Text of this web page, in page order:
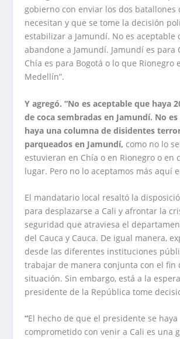
gobierno con enviar los dos batallones
necesitan y que se tome la decisión
estabilizar a Jamundí. No es aceptable
abandone a Jamundí. Jamundí es para
Chía es para Bogotá o lo que Rionegro
Medellín”.
Y agregó. “No es aceptable que haya
de coca sembradas en Jamundí. No
haya una columna de disidentes
parqueados en Jamundí, como no lo
estuvieran en Chía o en Rionegro o en
lugar. Pero no lo aceptamos más aquí
El mandatario local resaltó la
para desplazarse a Cali y afrontar la
seguridad que atraviesa el
del Cauca y Cauca. De igual manera,
desde las diferentes instituciones
trabajar de manera conjunta con el fin
situación. Sin embargo, está a la
presidente de la República tome
“El hecho de que el presidente se haya
comprometido con venir a Cali es una